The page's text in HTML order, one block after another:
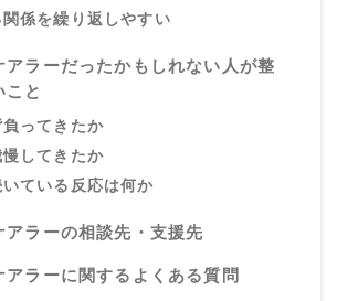
係を繰り返しやすい
アラーだったかもしれない人が整
こと
ってきたか
してきたか
ている反応は何か
アラーの相談先・支援先
アラーに関するよくある質問